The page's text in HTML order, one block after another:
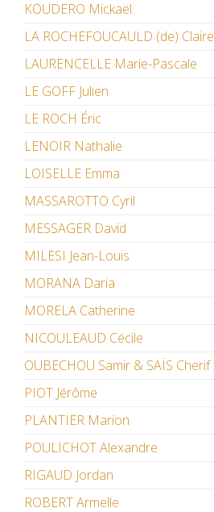
KOUDERO Mickaël
LA ROCHEFOUCAULD (de) Claire
LAURENCELLE Marie-Pascale
LE GOFF Julien
LE ROCH Éric
LENOIR Nathalie
LOISELLE Emma
MASSAROTTO Cyril
MESSAGER David
MILESI Jean-Louis
MORANA Daria
MORELA Catherine
NICOULEAUD Cécile
OUBECHOU Samir & SAÏS Cherif
PIOT Jérôme
PLANTIER Marion
POULICHOT Alexandre
RIGAUD Jordan
ROBERT Armelle